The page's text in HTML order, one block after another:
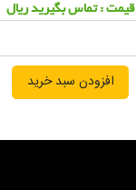
قیمت : تماس بگیرید ریال
افزودن سبد خرید